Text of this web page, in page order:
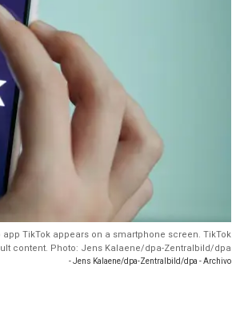
app TikTok appears on a smartphone screen. TikTok
content. Photo: Jens Kalaene/dpa-Zentralbild/dpa
- Jens Kalaene/dpa-Zentralbild/dpa - Archivo